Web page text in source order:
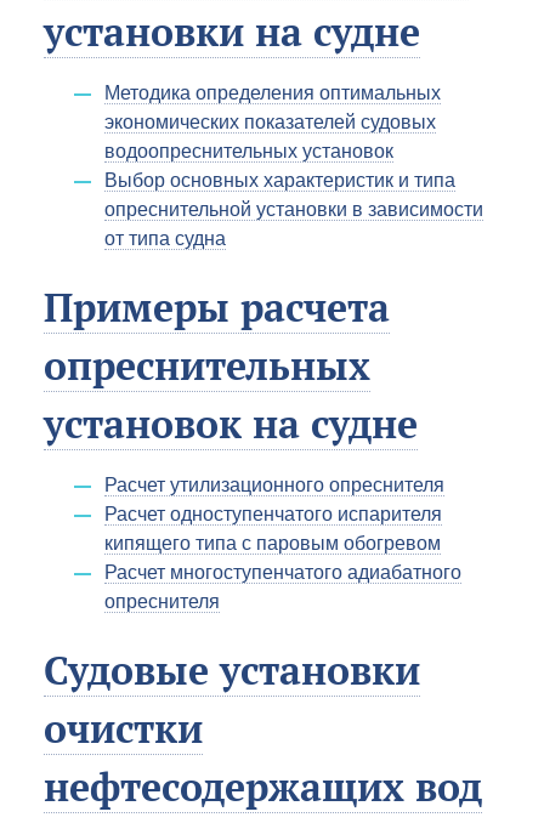
установки на судне
Методика определения оптимальных
экономических показателей судовых
водоопреснительныx установок
Выбор основных характеристик и типа
опреснительной установки в зависимости
от типа судна
Примеры расчета
опреснительных
установок на судне
Расчет утилизационного опреснителя
Расчет одноступенчатого испарителя
кипящего типа с паровым обогревом
Расчет многоступенчатого адиабатного
опреснителя
Судовые установки
очистки
нефтесодержащих вод